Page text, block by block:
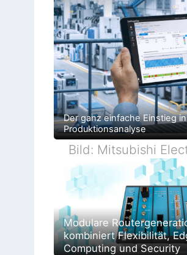
Der ganz einfache Einstieg
Produktionsanalyse
Bild: Mitsubishi
Modulare
kombiniert Flexibilität,
Computing und Security